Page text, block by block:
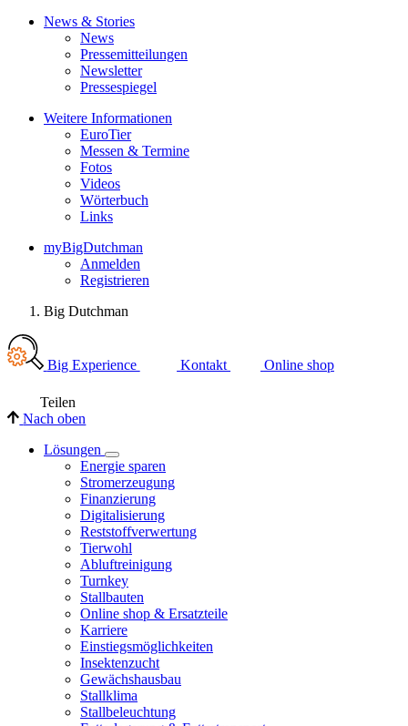
News & Stories
News
Pressemitteilungen
Newsletter
Pressespiegel
Weitere Informationen
EuroTier
Messen & Termine
Fotos
Videos
Wörterbuch
Links
myBigDutchman
Anmelden
Registrieren
Big Dutchman
Big Experience Kontakt Online shop
Teilen
Nach oben
Lösungen
Energie sparen
Stromerzeugung
Finanzierung
Digitalisierung
Reststoffverwertung
Tierwohl
Abluftreinigung
Turnkey
Stallbauten
Online shop & Ersatzteile
Karriere
Einstiegsmöglichkeiten
Insektenzucht
Gewächshausbau
Stallklima
Stallbeleuchtung